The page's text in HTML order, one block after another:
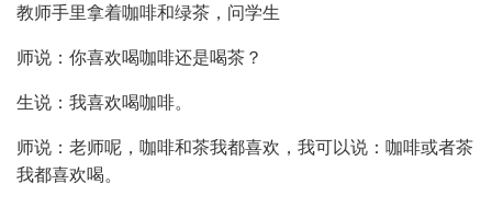
教师手里拿着咖啡和绿茶，问学生
师说：你喜欢喝咖啡还是喝茶？
生说：我喜欢喝咖啡。
师说：老师呢，咖啡和茶我都喜欢，我可以说：咖啡或者茶
我都喜欢喝。